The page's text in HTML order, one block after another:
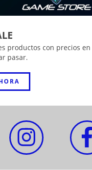
productos con precios
pasar.